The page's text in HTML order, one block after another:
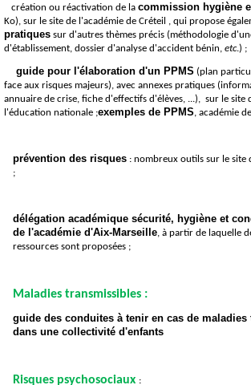
création ou réactivation de lacommission hygiène
Ko), sur le site de l'académie de Créteil , qui propose
pratiques sur d'autres thèmes précis (méthodologie
d'établissement, dossier d'analyse d'accident bénin,etc.) ;
guide pour l'élaboration d'un PPMS (plan
face aux risques majeurs), avec annexes pratiques
annuaire de crise, fiche d'effectifs d'élèves, ...), sur le site
l'éducation nationale ;exemples de PPMS, académie
prévention des risques : nombreux outils sur le site
;
délégation académique sécurité, hygiène et
de l'académie d'Aix-Marseille, à partir de laquelle
ressources sont proposées ;
Maladies transmissibles :
guide des conduites à tenir en cas de
dans une collectivité d'enfants
Risques psychosociaux :